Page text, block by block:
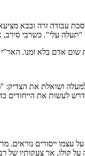
עבודה זרה ובבא
עלי". כשרבי
אדם בלא זמנו.
ושואלת את
נדרש לעשות את
על עצמו ייסורים
אך צעקותיו של